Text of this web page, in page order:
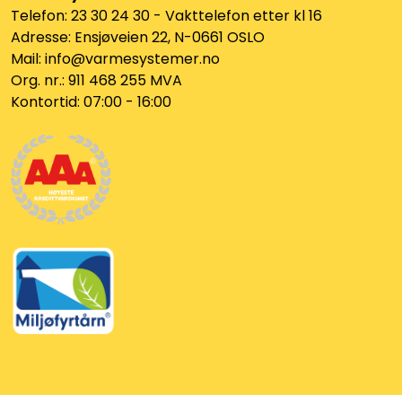
Telefon: 23 30 24 30 - Vakttelefon etter kl 16
Adresse: Ensjøveien 22, N-0661 OSLO
Mail: info@varmesystemer.no
Org. nr.: 911 468 255 MVA
Kontortid: 07:00 - 16:00